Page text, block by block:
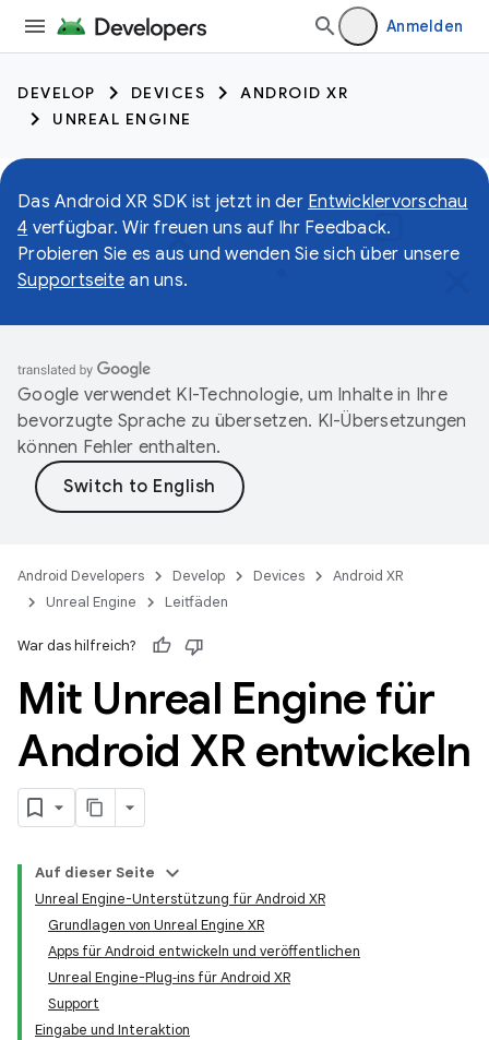
Anmelden
DEVELOP DEVICES
ANDROID XR
UNREAL ENGINE
Das Android XR SDK ist jetzt in der Entwicklervorschau
4 verfügbar. Wir freuen uns auf Ihr Feedback.
Probieren Sie es aus und wenden Sie sich über unsere
Supportseite an uns.
Google verwendet KI-Technologie, um Inhalte in Ihre
bevorzugte Sprache zu übersetzen. KI-Übersetzungen
können Fehler enthalten.
Android Developers Develop Devices
Android XR
Unreal Engine
Leitfäden
War das hilfreich?
Mit Unreal Engine für
Android XR entwickeln
Auf dieser Seite
Unreal Engine-Unterstützung für Android XR
Grundlagen von Unreal Engine XR
Apps für Android entwickeln und veröffentlichen
Unreal Engine-Plug‑ins für Android XR
Support
Eingabe und Interaktion